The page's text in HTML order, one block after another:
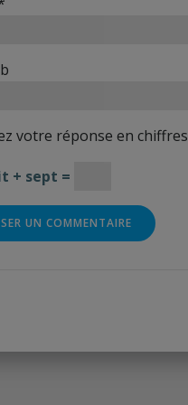
votre réponse en chiffres
+ sept =